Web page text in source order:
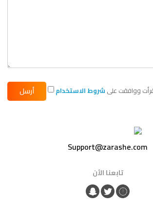
ووافقت على شروط الاستخدام
Support@zarashe.com
تابعنا الأن